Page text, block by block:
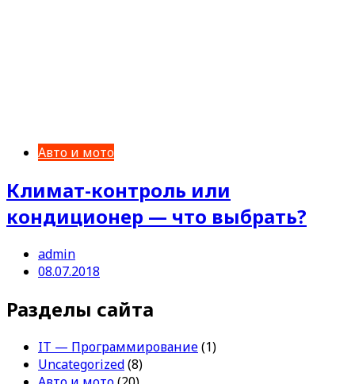
Авто и мото
Климат-контроль или
кондиционер — что выбрать?
admin
08.07.2018
Разделы сайта
IT — Программирование(1)
Uncategorized(8)